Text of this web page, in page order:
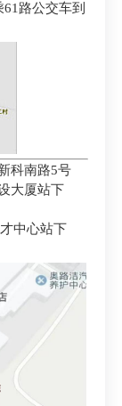
公交车到
科南路5号
大厦站下
心站下